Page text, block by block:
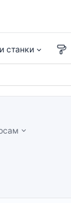
станки